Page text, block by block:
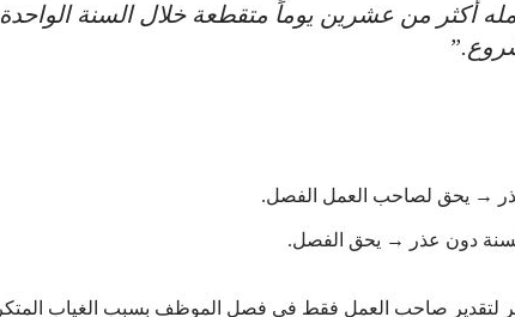
أكثر من عشرين يوماً متقطعة خلال السنة
لتقدير صاحب العمل فقط في فصل الموظف بسبب الغياب